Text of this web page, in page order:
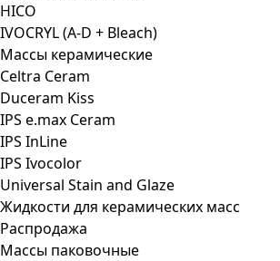
HICO
IVOCRYL (A-D + Bleach)
Массы керамические
Celtra Ceram
Duceram Kiss
IPS e.max Ceram
IPS InLine
IPS Ivocolor
Universal Stain and Glaze
Жидкости для керамических масс
Распродажа
Массы паковочные